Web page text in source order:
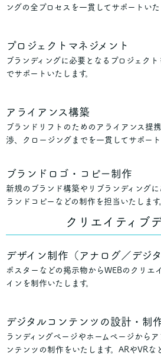
ングの全プロセスを一貫してサポートいた
プロジェクトマネジメント
ブランディングに必要となるプロジェク
でサポートいたします。
アライアンス構築
ブランドリフトのためのアライアンス提
渉、クロージングまでを一貫してサポート
ブランドロゴ・コピー制作
新規のブランド構築やリブランディング
ランドコピーなどの制作を担当いたします
クリエイティブ
デザイン制作（アナログ／デジタ
ポスターなどの掲示物からWEBのクリエ
インを制作いたします。
デジタルコンテンツの設計・制
ランディングページやホームページから
ンテンツの制作をいたします。ARやVRな